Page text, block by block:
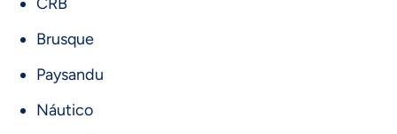
Brusque
Paysandu
Náutico